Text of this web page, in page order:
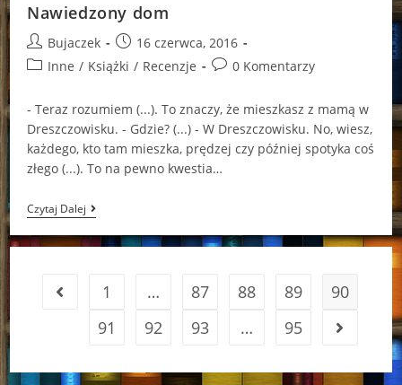
Nawiedzony dom
Post
author:
Bujaczek
Post
published:
16 czerwca, 2016
PostInne / Książki / Recenzje
Post0 Komentarzy
- Teraz rozumiem (...). To znaczy, że mieszkasz z mamą w
Dreszczowisku. - Gdzie? (...) - W Dreszczowisku. No, wiesz,
każdego, kto tam mieszka, prędzej czy później spotyka coś
złego (...). To na pewno kwestia…
Czytaj DalejNawiedzony
Dom
Go to the previous page
1 … 87 88 89
90
91
92 93 … 95 Go to the